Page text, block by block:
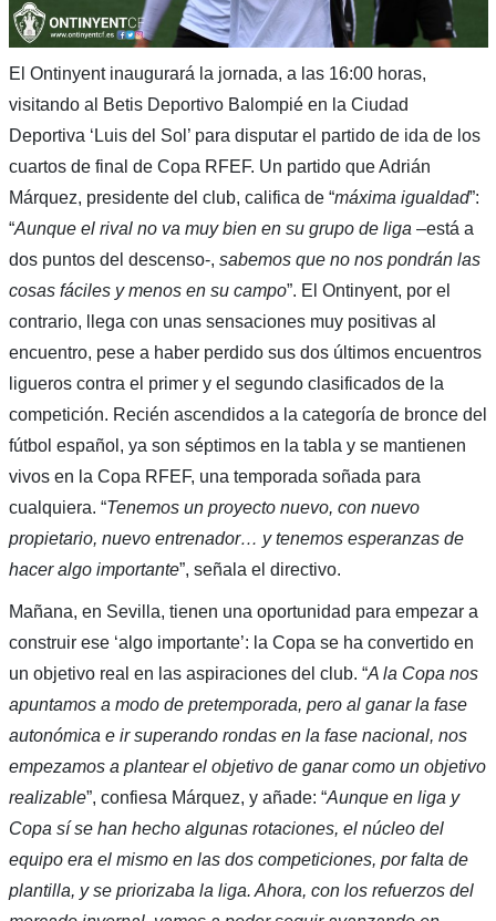
El Ontinyent inaugurará la jornada, a las 16:00 horas,
visitando al Betis Deportivo Balompié en la Ciudad
Deportiva ‘Luis del Sol’ para disputar el partido de ida de los
cuartos de final de Copa RFEF. Un partido que Adrián
Márquez, presidente del club, califica de “máxima igualdad”:
“Aunque el rival no va muy bien en su grupo de liga –está a
dos puntos del descenso-, sabemos que no nos pondrán las
cosas fáciles y menos en su campo”. El Ontinyent, por el
contrario, llega con unas sensaciones muy positivas al
encuentro, pese a haber perdido sus dos últimos encuentros
ligueros contra el primer y el segundo clasificados de la
competición. Recién ascendidos a la categoría de bronce del
fútbol español, ya son séptimos en la tabla y se mantienen
vivos en la Copa RFEF, una temporada soñada para
cualquiera. “Tenemos un proyecto nuevo, con nuevo
propietario, nuevo entrenador… y tenemos esperanzas de
hacer algo importante”, señala el directivo.
Mañana, en Sevilla, tienen una oportunidad para empezar a
construir ese ‘algo importante’: la Copa se ha convertido en
un objetivo real en las aspiraciones del club. “A la Copa nos
apuntamos a modo de pretemporada, pero al ganar la fase
autonómica e ir superando rondas en la fase nacional, nos
empezamos a plantear el objetivo de ganar como un objetivo
realizable”, confiesa Márquez, y añade: “Aunque en liga y
Copa sí se han hecho algunas rotaciones, el núcleo del
equipo era el mismo en las dos competiciones, por falta de
plantilla, y se priorizaba la liga. Ahora, con los refuerzos del